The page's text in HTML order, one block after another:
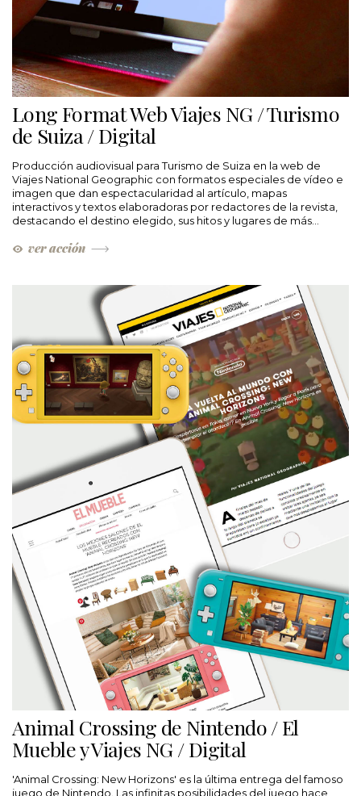
Long Format Web Viajes NG / Turismo
de Suiza / Digital
Producción audiovisual para Turismo de Suiza en la web de
Viajes National Geographic con formatos especiales de vídeo e
imagen que dan espectacularidad al artículo, mapas
interactivos y textos elaboradoras por redactores de la revista,
destacando el destino elegido, sus hitos y lugares de más
ver acción
Animal Crossing de Nintendo / El
Mueble y Viajes NG / Digital
'Animal Crossing: New Horizons' es la última entrega del famoso
juego de Nintendo. Las infinitas posibilidades del juego hace